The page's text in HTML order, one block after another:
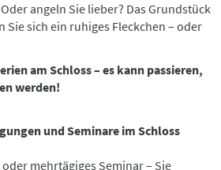
angeln Sie lieber? Das Grundstück
Sie sich ein ruhiges Fleckchen – oder
am Schloss – es kann passieren,
werden!
und Seminare im Schloss
mehrtägiges Seminar – Sie